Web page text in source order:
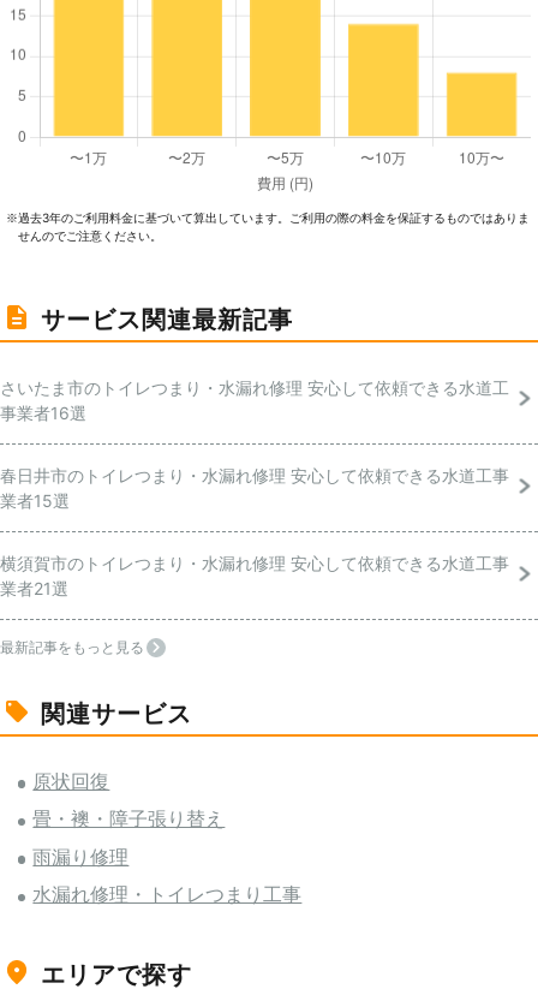
※過去3年のご利⽤料⾦に基づいて算出しています。ご利⽤の際の料⾦を保証するものではありま
せんのでご注意ください。
サービス関連最新記事
さいたま市のトイレつまり・水漏れ修理 安心して依頼できる水道工
事業者16選
春日井市のトイレつまり・水漏れ修理 安心して依頼できる水道工事
業者15選
横須賀市のトイレつまり・水漏れ修理 安心して依頼できる水道工事
業者21選
最新記事をもっと見る
関連サービス
原状回復
畳・襖・障子張り替え
雨漏り修理
水漏れ修理・トイレつまり工事
エリアで探す